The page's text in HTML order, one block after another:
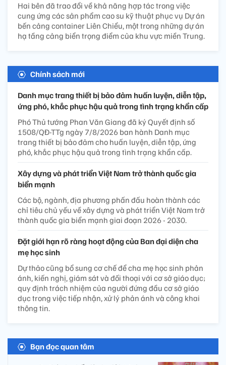
Hai bên đã trao đổi về khả năng hợp tác trong việc
cung ứng các sản phẩm cao su kỹ thuật phục vụ Dự án
bến cảng container Liên Chiểu, một trong những dự án
hạ tầng cảng biển trọng điểm của khu vực miền Trung.
Chính sách mới
Danh mục trang thiết bị bảo đảm huấn luyện, diễn tập,
ứng phó, khắc phục hậu quả trong tình trạng khẩn cấp
Phó Thủ tướng Phan Văn Giang đã ký Quyết định số
1508/QĐ-TTg ngày 7/8/2026 ban hành Danh mục
trang thiết bị bảo đảm cho huấn luyện, diễn tập, ứng
phó, khắc phục hậu quả trong tình trạng khẩn cấp.
Xây dựng và phát triển Việt Nam trở thành quốc gia
biển mạnh
Các bộ, ngành, địa phương phấn đấu hoàn thành các
chỉ tiêu chủ yếu về xây dựng và phát triển Việt Nam trở
thành quốc gia biển mạnh giai đoạn 2026 - 2030.
Đặt giới hạn rõ ràng hoạt động của Ban đại diện cha
mẹ học sinh
Dự thảo cũng bổ sung cơ chế để cha mẹ học sinh phản
ánh, kiến nghị, giám sát và đối thoại với cơ sở giáo dục;
quy định trách nhiệm của người đứng đầu cơ sở giáo
dục trong việc tiếp nhận, xử lý phản ánh và công khai
thông tin.
Bạn đọc quan tâm